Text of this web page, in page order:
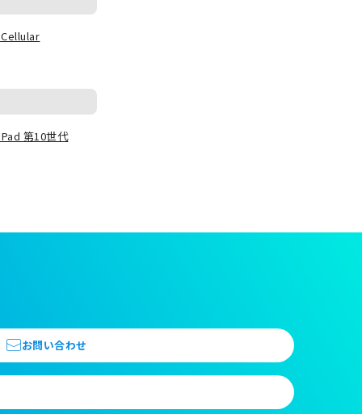
第10世代
お問い合わせ